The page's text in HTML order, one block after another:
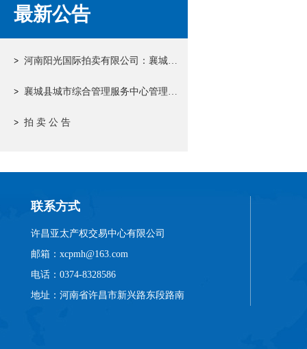
最新公告
河南阳光国际拍卖有限公司：襄城县城市综合管理服务中心管理辖内的城市空间广告位20年运营权拍卖结果公示
襄城县城市综合管理服务中心管理辖内的城市空间广告位20年运营权拍卖公告
拍 卖 公 告
联系方式
许昌亚太产权交易中心有限公司
邮箱：xcpmh@163.com
电话：0374-8328586
地址：河南省许昌市新兴路东段路南